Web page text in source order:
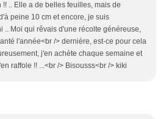
!! .. Elle a de belles feuilles, mais de
peine 10 cm et encore, je suis
.. Moi qui rêvais d'une récolte généreuse,
l'année<br /> dernière, est-ce pour cela
j'en achète chaque semaine et
raffole !! ...<br /> Bisousss<br /> kiki